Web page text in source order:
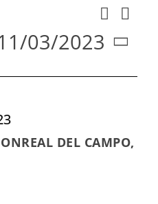
de
de
Buscar
de
de
Lista
03/2023
DEL CAMPO,